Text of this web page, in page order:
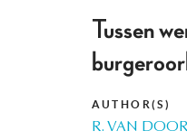
Tussen
AUTHOR(S)
R. VAN